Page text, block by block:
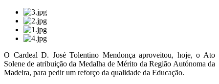
O Cardeal D. José Tolentino Mendonça aproveitou, hoje, o Ato
Solene de atribuição da Medalha de Mérito da Região Autónoma da
Madeira, para pedir um reforço da qualidade da Educação.